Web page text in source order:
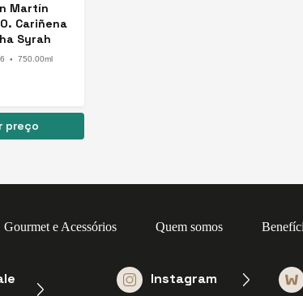
Martín
Cariñena
Syrah
2022
● 750.00ml
preço
Gourmet e Acessórios Quem somos
Instagram